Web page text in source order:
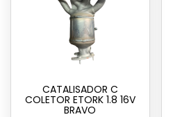
CATALISADOR C
COLETOR ETORK 1.8 16V
BRAVO